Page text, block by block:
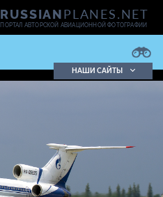
RUSSIANPLANES.NET
ПОРТАЛ АВТОРСКОЙ АВИАЦИОННОЙ ФОТОГРАФИИ
НАШИ САЙТЫ